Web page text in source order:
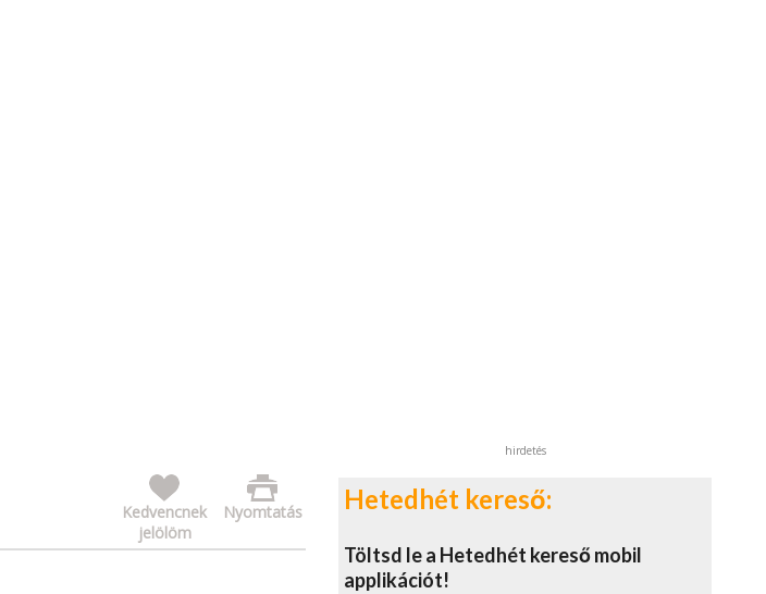
Nyomtatás
Kedvencnek
jelölöm
hirdetés
Hetedhét kereső:
Töltsd le a Hetedhét kereső mobil
applikációt!